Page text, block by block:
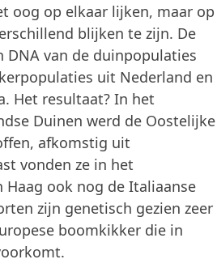
oog op elkaar lijken, maar op
blijken te zijn. De
DNA van de duinpopulaties
uit Nederland en
Het resultaat? In het
Duinen werd de Oostelijke
afkomstig uit
vonden ze in het
ook nog de Italiaanse
zijn genetisch gezien zeer
boomkikker die in